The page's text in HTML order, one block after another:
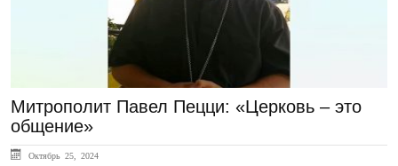
Митрополит Павел Пецци: «Церковь – это
общение»
Октябрь 25, 2024